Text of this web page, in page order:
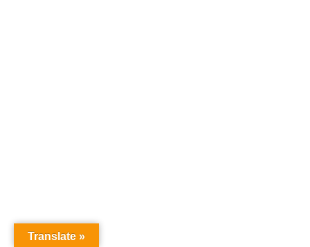
Translate »